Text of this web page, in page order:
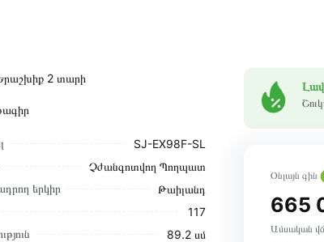
2 տարի
SJ-EX98F-SL
Չժանգոտվող Պողպատ
երկիր
Թաիլանդ
117
89.2 սմ
Օնլայն գին
665
Ամսական